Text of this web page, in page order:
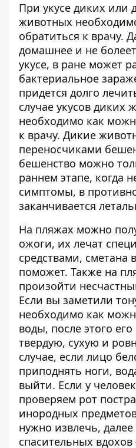
При укусе диких или
животных
обратиться к врачу.
домашнее и не
укусе, в ране может
бактериальное
придется долго
случае укусов диких
необходимо как
к врачу. Дикие
переносчиками
бешенство можно
раннем этапе, когда
симптомы, в
заканчивается
На пляжах можно
ожоги, их лечат
средствами, сметана
поможет. Также на
произойти
Если вы заметили
необходимо как
воды, после этого
твердую, сухую и
случае, если лицо
приподнять ноги,
выйти. Если у
проверяем рот
инородных
нужно извлечь,
спасительных